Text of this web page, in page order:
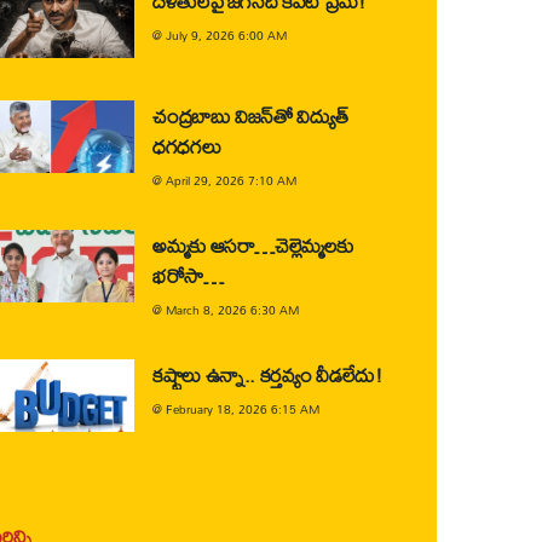
@July 9, 2026 6:00 AM
చంద్రబాబు విజన్‌తో విద్యుత్
ధగధగలు
@April 29, 2026 7:10 AM
అమ్మకు ఆసరా…చెల్లెమ్మలకు
భరోసా…
@ March 8, 2026 6:30 AM
కష్టాలు ఉన్నా.. కర్తవ్యం వీడలేదు!
@February 18, 2026 6:15 AM